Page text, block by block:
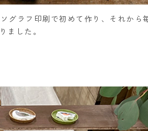
ラフ印刷で初めて作り、それから
ました。